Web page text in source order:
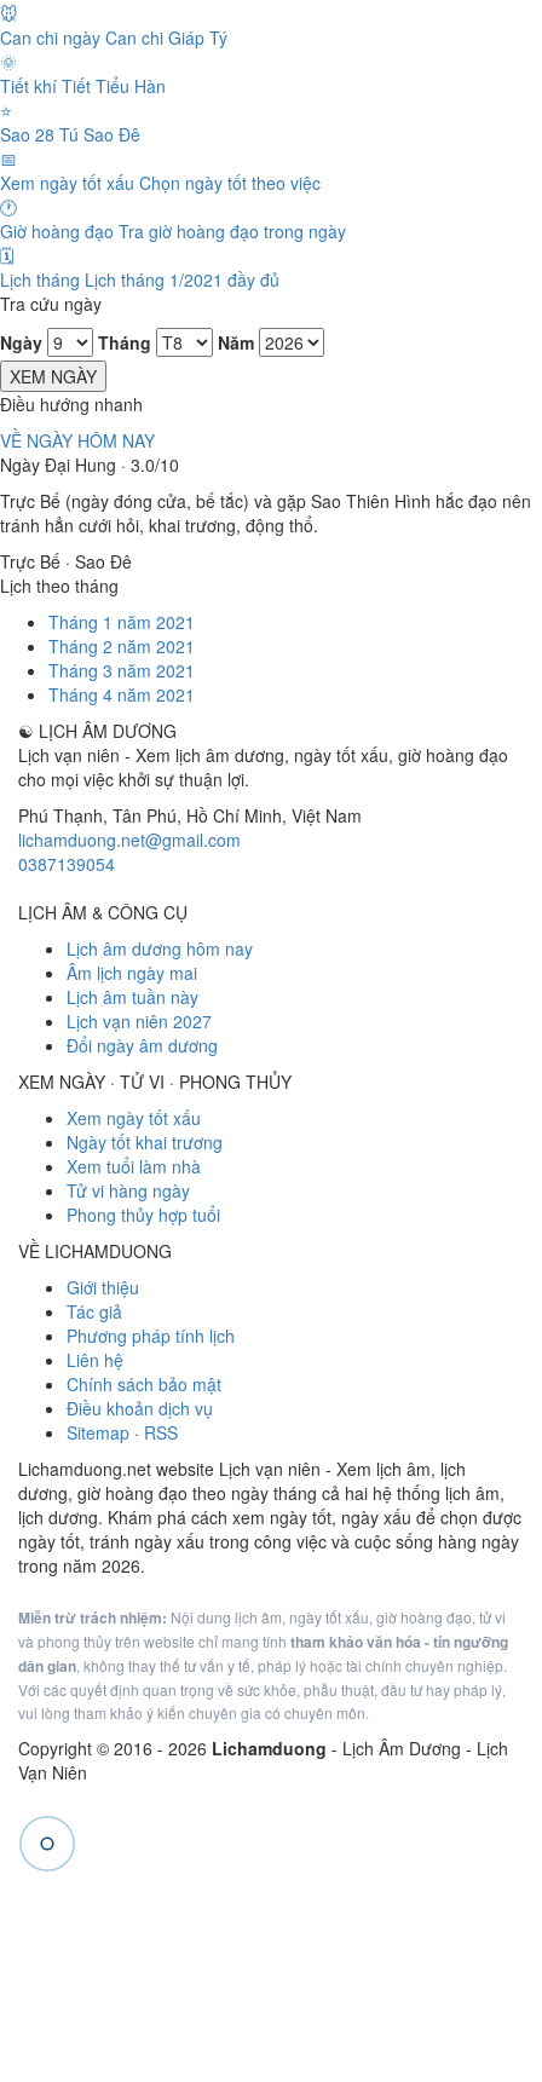
🐭
Can chi ngày Can chi Giáp Tý
🌞
Tiết khí Tiết Tiểu Hàn
⭐
Sao 28 Tú Sao Đê
📅
Xem ngày tốt xấu Chọn ngày tốt theo việc
🕐
Giờ hoàng đạo Tra giờ hoàng đạo trong ngày
🗓️
Lịch tháng Lịch tháng 1/2021 đầy đủ
Tra cứu ngày
Ngày
Tháng
Năm
XEM NGÀY
Điều hướng nhanh
VỀ NGÀY HÔM NAY
Ngày Đại Hung · 3.0/10
Trực Bế (ngày đóng cửa, bế tắc) và gặp Sao Thiên Hình hắc đạo nên
tránh hẳn cưới hỏi, khai trương, động thổ.
Trực Bế · Sao Đê
Lịch theo tháng
Tháng 1 năm 2021
Tháng 2 năm 2021
Tháng 3 năm 2021
Tháng 4 năm 2021
☯ LỊCH ÂM DƯƠNG
Lịch vạn niên - Xem lịch âm dương, ngày tốt xấu, giờ hoàng đạo
cho mọi việc khởi sự thuận lợi.
Phú Thạnh, Tân Phú, Hồ Chí Minh, Việt Nam
lichamduong.net@gmail.com
0387139054
LỊCH ÂM & CÔNG CỤ
Lịch âm dương hôm nay
Âm lịch ngày mai
Lịch âm tuần này
Lịch vạn niên 2027
Đổi ngày âm dương
XEM NGÀY · TỬ VI · PHONG THỦY
Xem ngày tốt xấu
Ngày tốt khai trương
Xem tuổi làm nhà
Tử vi hàng ngày
Phong thủy hợp tuổi
VỀ LICHAMDUONG
Giới thiệu
Tác giả
Phương pháp tính lịch
Liên hệ
Chính sách bảo mật
Điều khoản dịch vụ
Sitemap · RSS
Lichamduong.net website Lịch vạn niên - Xem lịch âm, lịch
dương, giờ hoàng đạo theo ngày tháng cả hai hệ thống lịch âm,
lịch dương. Khám phá cách xem ngày tốt, ngày xấu để chọn được
ngày tốt, tránh ngày xấu trong công việc và cuộc sống hàng ngày
trong năm 2026.
Miễn trừ trách nhiệm: Nội dung lịch âm, ngày tốt xấu, giờ hoàng đạo, tử vi
và phong thủy trên website chỉ mang tính tham khảo văn hóa - tín ngưỡng
dân gian, không thay thế tư vấn y tế, pháp lý hoặc tài chính chuyên nghiệp.
Với các quyết định quan trọng về sức khỏe, phẫu thuật, đầu tư hay pháp lý,
vui lòng tham khảo ý kiến chuyên gia có chuyên môn.
Copyright © 2016 - 2026 Lichamduong - Lịch Âm Dương - Lịch
Vạn Niên